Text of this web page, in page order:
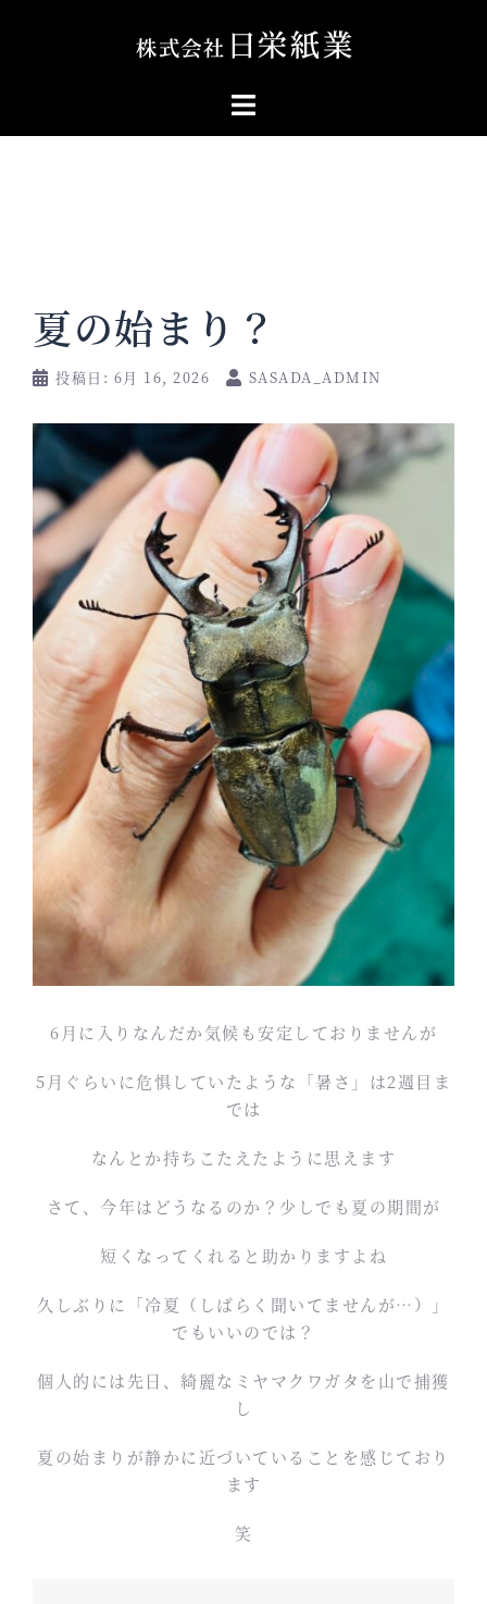
夏の始まり？
投稿日: 6月 16, 2026 SASADA_ADMIN
6月に入りなんだか気候も安定しておりませんが
5月ぐらいに危惧していたような「暑さ」は2週目ま
では
なんとか持ちこたえたように思えます
さて、今年はどうなるのか？少しでも夏の期間が
短くなってくれると助かりますよね
久しぶりに「冷夏（しばらく聞いてませんが…）」
でもいいのでは？
個人的には先日、綺麗なミヤマクワガタを山で捕獲
し
夏の始まりが静かに近づいていることを感じており
ます
笑